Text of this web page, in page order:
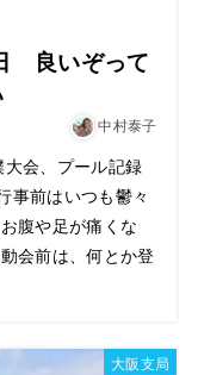
良いぞって
中村泰子
会、プール記録
事前はいつも鬱々
腹や足が痛くな
会前は、何とか登
大阪支局